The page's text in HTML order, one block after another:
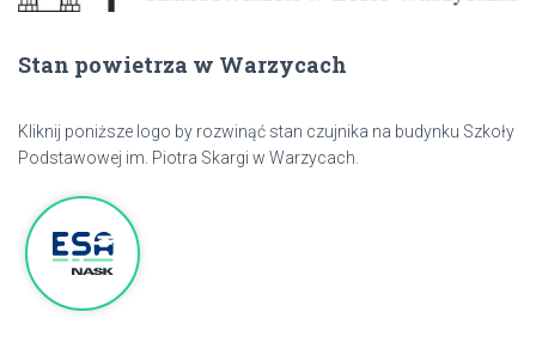
Stan powietrza w Warzycach
Kliknij poniższe logo by rozwinąć stan czujnika na budynku Szkoły
Podstawowej im. Piotra Skargi w Warzycach.